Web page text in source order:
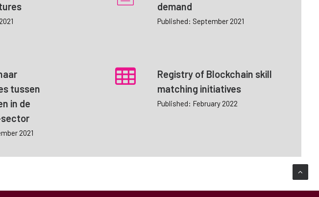
demand
Published: September 2021
tussen
in de
2021
Registry of Blockchain skill
matching initiatives
Published: February 2022